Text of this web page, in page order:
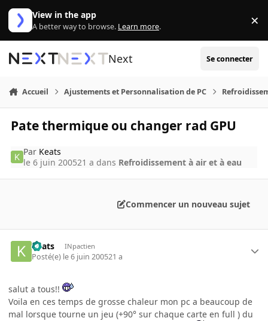
Aller au contenu
View in the app
A better way to browse. Learn more. ×
Next Se connecter
Accueil Ajustements et Personnalisation de PC
Pate thermique ou changer rad GPU
Par Keats
le 6 juin 200521 a dans Refroidissement à air et à eau
Commencer un nouveau sujet
Keats INpactien
Posté(e) le 6 juin 200521 a
salut a tous!!
Voila en ces temps de grosse chaleur mon pc a beaucoup de
mal lorsque tourne un jeu (+90° sur chaque carte en full ) du